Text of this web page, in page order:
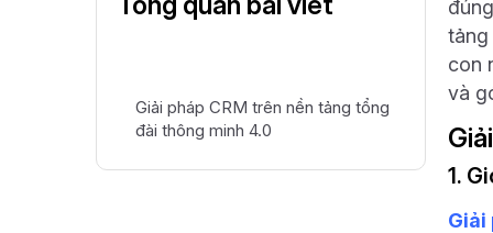
Giải pháp CRM trên nền tảng tổng
đài thông minh 4.0
tảng
con
và
1.
Giải